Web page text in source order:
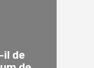
il de